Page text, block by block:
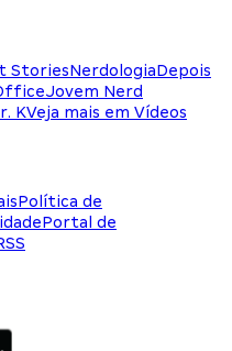
StoriesNerdologiaDepois
Jovem Nerd
KVeja mais em Vídeos
Política de
Portal de